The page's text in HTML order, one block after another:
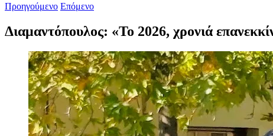
Προηγούμενο Επόμενο
Διαμαντόπουλος: «Το 2026, χρονιά
Προβολή
μεγαλύτερης
εικόνας